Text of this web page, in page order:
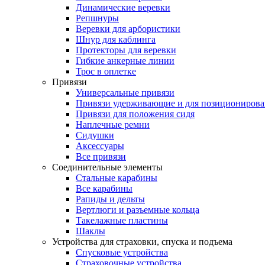
Динамические веревки
Репшнуры
Веревки для арбористики
Шнур для каблинга
Протекторы для веревки
Гибкие анкерные линии
Трос в оплетке
Привязи
Универсальные привязи
Привязи удерживающие и для
Привязи для положения сидя
Наплечные ремни
Сидушки
Аксессуары
Все привязи
Соединительные элементы
Стальные карабины
Все карабины
Рапиды и дельты
Вертлюги и разъемные кольца
Такелажные пластины
Шаклы
Устройства для страховки, спуска и подъема
Спусковые устройства
Страховочные устройства